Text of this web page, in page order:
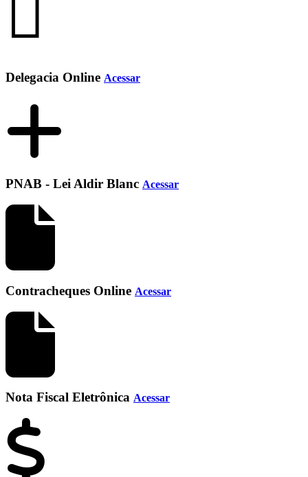
Delegacia Online Acessar
PNAB - Lei Aldir Blanc Acessar
Contracheques Online Acessar
Nota Fiscal Eletrônica Acessar